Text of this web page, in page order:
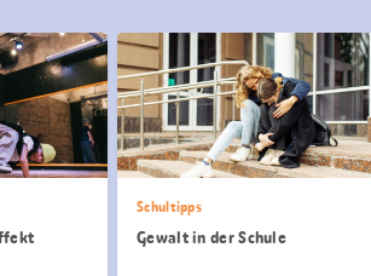
Schultipps
Gewalt in der Schule